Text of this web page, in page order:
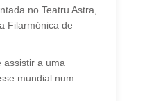
no Teatru Astra,
Filarmónica de
assistir a uma
mundial num